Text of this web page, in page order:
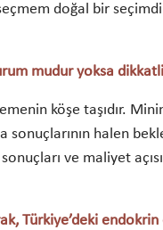
doğal bir
mudur yoksa dikkatli
köşe taşıdır.
halen
ve maliyet
Türkiye’deki